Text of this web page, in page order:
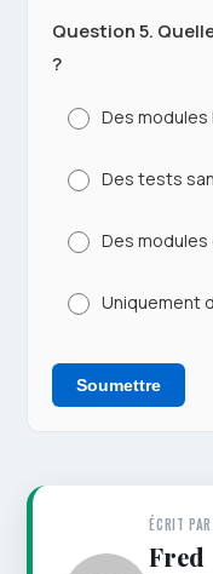
Question 5.
?
Des
Des tests
Des
Uniquement
Soumettre
ÉCRIT PAR
Fred